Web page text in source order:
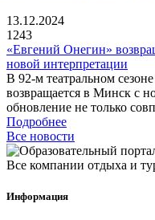
13.12.2024
1243
«Евгений Онегин»
новой интерпретации
В 92-м театральном
возвращается в Минск с
обновление не только
Подробнее
Все новости
Все компании отдыха и
Информация